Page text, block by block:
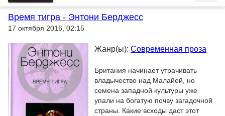
Время тигра - Энтони Берджесс
17 октября 2016, 02:15
Жанр(ы): Современная проза
Британия начинает утрачивать
владычество над Малайей, но
семена западной культуры уже
упали на богатую почву загадочной
страны. Какие всходы даст этот